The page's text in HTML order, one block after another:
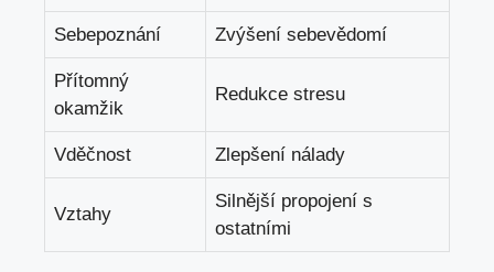
Sebepoznání Zvýšení sebevědomí
Přítomný
okamžik
Redukce stresu
Vděčnost Zlepšení nálady
Vztahy
Silnější propojení s
ostatními